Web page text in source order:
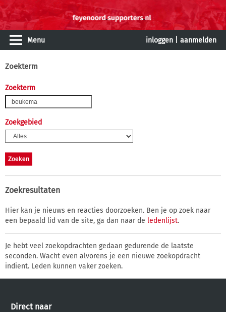
Menu inloggen aanmelden
Zoekterm
Zoekterm
Zoekgebied
Zoekresultaten
Hier kan je nieuws en reacties doorzoeken. Ben je op zoek naar
een bepaald lid van de site, ga dan naar de ledenlijst.
Je hebt veel zoekopdrachten gedaan gedurende de laatste
seconden. Wacht even alvorens je een nieuwe zoekopdracht
indient. Leden kunnen vaker zoeken.
Direct naar